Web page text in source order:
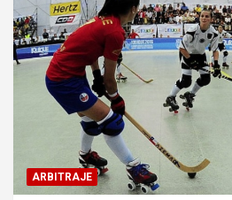
ARBITRAJE